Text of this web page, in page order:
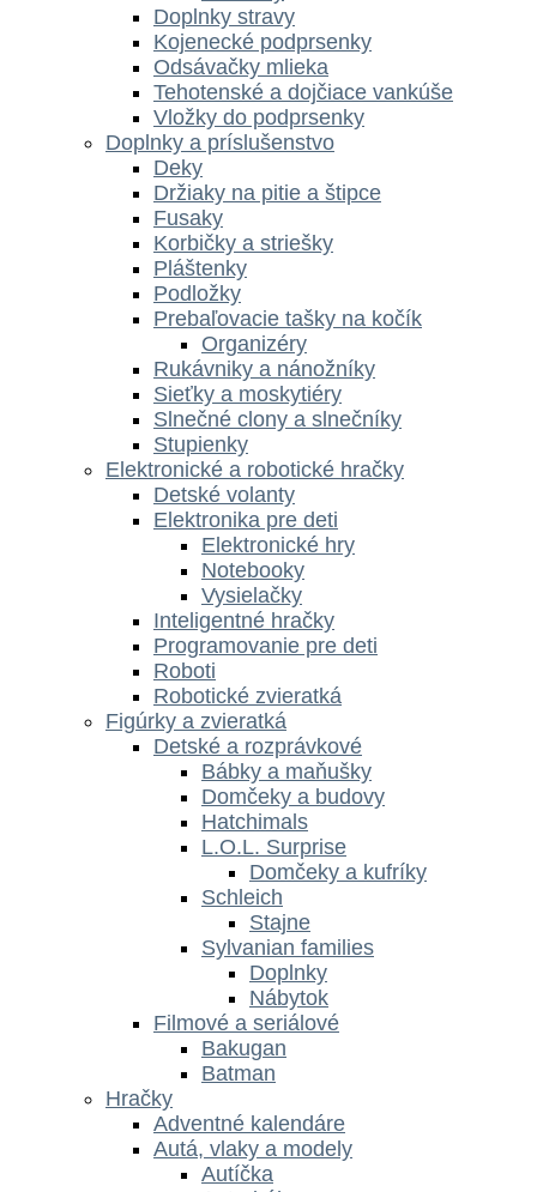
Doplnky stravy
Kojenecké podprsenky
Odsávačky mlieka
Tehotenské a dojčiace vankúše
Vložky do podprsenky
Doplnky a príslušenstvo
Deky
Držiaky na pitie a štipce
Fusaky
Korbičky a striešky
Pláštenky
Podložky
Prebaľovacie tašky na kočík
Organizéry
Rukávniky a nánožníky
Sieťky a moskytiéry
Slnečné clony a slnečníky
Stupienky
Elektronické a robotické hračky
Detské volanty
Elektronika pre deti
Elektronické hry
Notebooky
Vysielačky
Inteligentné hračky
Programovanie pre deti
Roboti
Robotické zvieratká
Figúrky a zvieratká
Detské a rozprávkové
Bábky a maňušky
Domčeky a budovy
Hatchimals
L.O.L. Surprise
Domčeky a kufríky
Schleich
Stajne
Sylvanian families
Doplnky
Nábytok
Filmové a seriálové
Bakugan
Batman
Hračky
Adventné kalendáre
Autá, vlaky a modely
Autíčka